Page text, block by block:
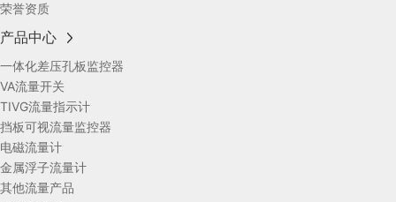
荣誉资质
产品中心
一体化差压孔板监控器
VA流量开关
TIVG流量指示计
挡板可视流量监控器
电磁流量计
金属浮子流量计
其他流量产品